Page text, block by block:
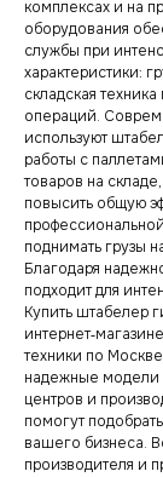
комплексах и на
оборудования
службы при
характеристики:
складская
операций.
используют
работы с
товаров на
повысить общую
поднимать грузы
Благодаря
подходит для
Купить штабелер
техники по
надежные модели
центров и
помогут
вашего бизнеса.
производителя и